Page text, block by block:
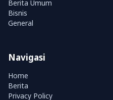
Berita Umum
Bisnis
General
Navigasi
Home
Berita
Privacy Policy